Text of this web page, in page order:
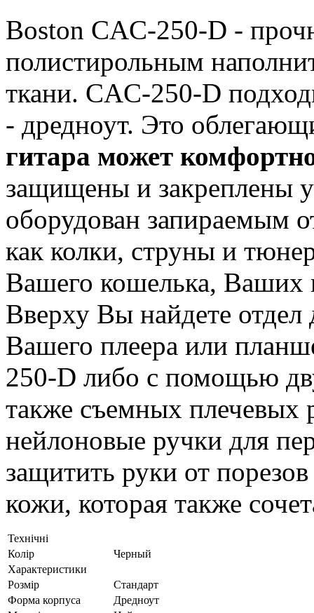
Boston CAC-250-D -
полистирольным
ткани. CAC-250-D
- дредноут. Это
гитара может
защищены и закреплены
оборудован запираемым
как колки, струны и
Вашего кошелька, Ваших
Вверху Вы найдете отдел
Вашего плеера или
250-D либо с помощью
также съемных плечевых
нейлоновые ручки для
защитить руки от
кожи, которая также
Технічні
Колір
Черный
Характеристики
Розмір
Стандарт
Форма корпуса
Дредноут